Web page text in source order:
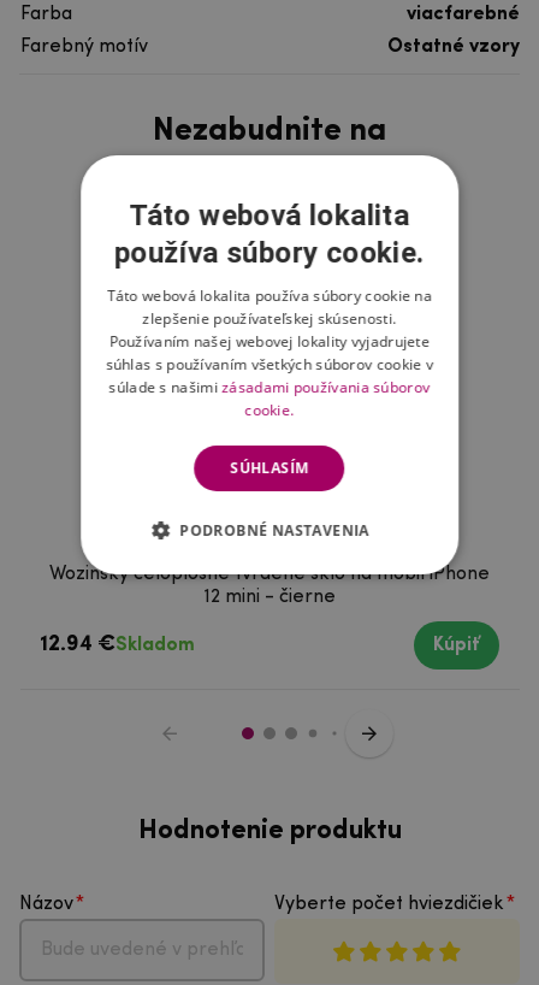
Farba
viacfarebné
Farebný motív
Ostatné vzory
Nezabudnite na
Wozinsky celoplošné tvrdené sklo na mobil iPhone
12 mini - čierne
12.94 €Skladom Kúpiť
Hodnotenie produktu
Názov Vyberte počet hviezdičiek
Táto webová lokalita
používa súbory cookie.
Táto webová lokalita používa súbory cookie na
zlepšenie používateľskej skúsenosti.
Používaním našej webovej lokality vyjadrujete
súhlas s používaním všetkých súborov cookie v
súlade s našimizásadami používania súborov
cookie.
SÚHLASÍM
PODROBNÉ NASTAVENIA